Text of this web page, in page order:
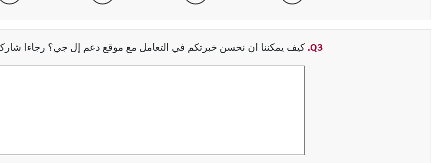
Q3. كيف يمكننا ان نحسن خبرتكم في التعامل مع موقع دعم إل جي؟ رجاءا